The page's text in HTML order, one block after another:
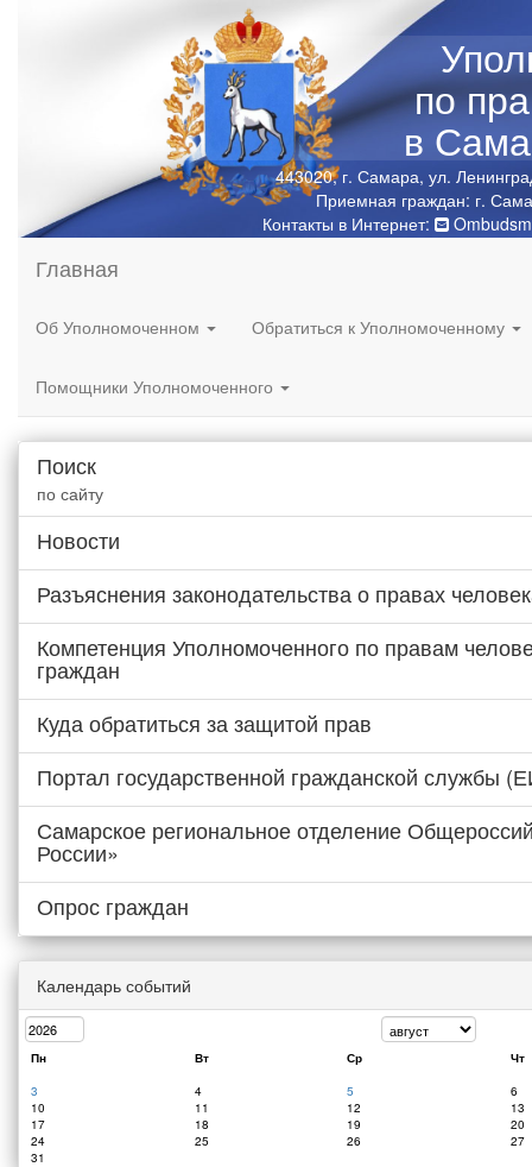
по
в
443020, г. Самара, ул.
Приемная граждан: г.
Контакты в Интернет:
Главная
Об Уполномоченном Обратиться к Уполномоченному
Помощники Уполномоченного
Поиск
по сайту
Новости
Разъяснения законодательства о правах
Компетенция Уполномоченного по правам
граждан
Куда обратиться за защитой прав
Портал государственной гражданской службы
Самарское региональное отделение
России»
Опрос граждан
Календарь событий
Пн Вт Ср
Чт
3
4 5
6
10
11 12
13
17
18 19
20
24
25 26
27
31